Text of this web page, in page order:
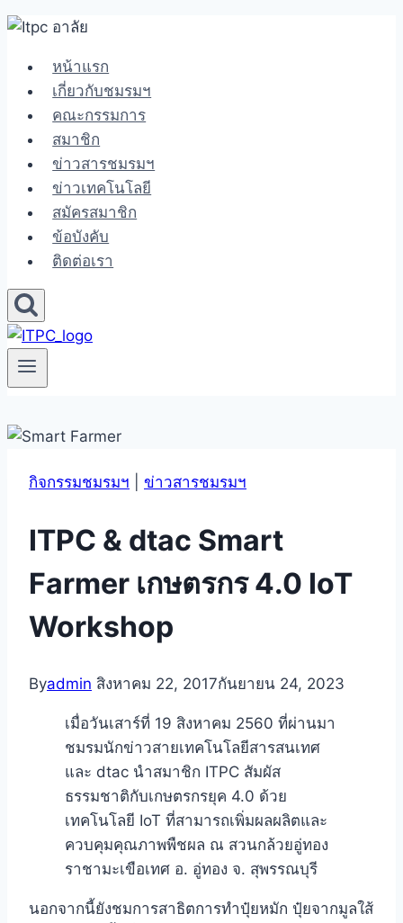
Skip
contentหน้าแรก
เกี่ยวกับชมรมฯ
คณะกรรมการ
สมาชิก
ข่าวสารชมรมฯ
ข่าวเทคโนโลยี
สมัครสมาชิก
ข้อบังคับ
ติดต่อเรา
กิจกรรมชมรมฯ ข่าวสารชมรมฯ
ITPC & dtac Smart
Farmer เกษตรกร 4.0 IoT
Workshop
Byadmin สิงหาคม 22, 2017กันยายน 24, 2023
เมื่อวันเสาร์ที่ 19 สิงหาคม 2560 ที่ผ่านมา
ชมรมนักข่าวสายเทคโนโลยีสารสนเทศ
และ dtac นำสมาชิก ITPC สัมผัส
ธรรมชาติกับเกษตรกรยุค 4.0 ด้วย
เทคโนโลยี IoT ที่สามารถเพิ่มผลผลิตและ
ควบคุมคุณภาพพืชผล ณ สวนกล้วยอู่ทอง
ราชามะเขือเทศ อ. อู่ทอง จ. สุพรรณบุรี
นอกจากนี้ยังชมการสาธิตการทำปุ๋ยหมัก ปุ๋ยจากมูลใส้